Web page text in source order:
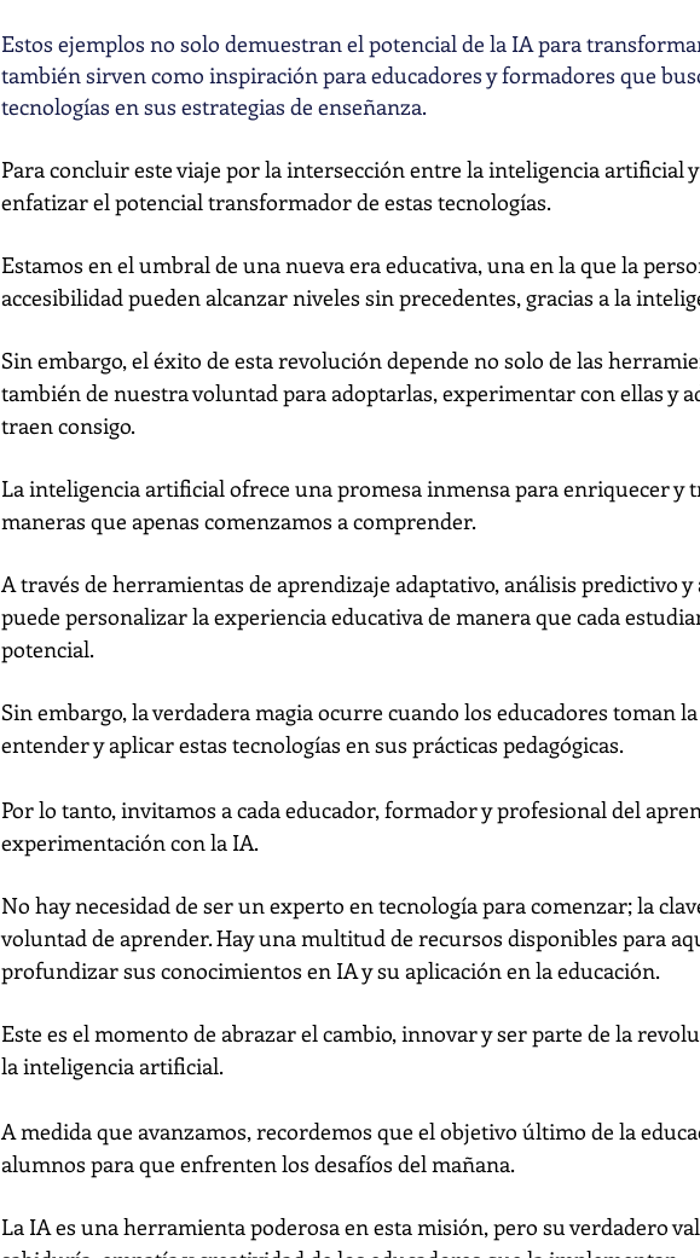
Estos ejemplos no solo demuestran el potencial de la IA para
también sirven como inspiración para educadores y formadores que
tecnologías en sus estrategias de enseñanza.
Para concluir este viaje por la intersección entre la inteligencia artificial
enfatizar el potencial transformador de estas tecnologías.
Estamos en el umbral de una nueva era educativa, una en la que la
accesibilidad pueden alcanzar niveles sin precedentes, gracias a la
Sin embargo, el éxito de esta revolución depende no solo de las
también de nuestra voluntad para adoptarlas, experimentar con ellas y
traen consigo.
La inteligencia artificial ofrece una promesa inmensa para enriquecer y
maneras que apenas comenzamos a comprender.
A través de herramientas de aprendizaje adaptativo, análisis predictivo
puede personalizar la experiencia educativa de manera que cada
potencial.
Sin embargo, la verdadera magia ocurre cuando los educadores toman
entender y aplicar estas tecnologías en sus prácticas pedagógicas.
Por lo tanto, invitamos a cada educador, formador y profesional del
experimentación con la IA.
No hay necesidad de ser un experto en tecnología para comenzar; la
voluntad de aprender. Hay una multitud de recursos disponibles para
profundizar sus conocimientos en IA y su aplicación en la educación.
Este es el momento de abrazar el cambio, innovar y ser parte de la
la inteligencia artificial.
A medida que avanzamos, recordemos que el objetivo último de la
alumnos para que enfrenten los desafíos del mañana.
La IA es una herramienta poderosa en esta misión, pero su verdadero